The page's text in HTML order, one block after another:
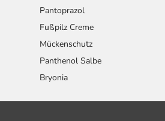
Pantoprazol
Fußpilz Creme
Mückenschutz
Panthenol Salbe
Bryonia